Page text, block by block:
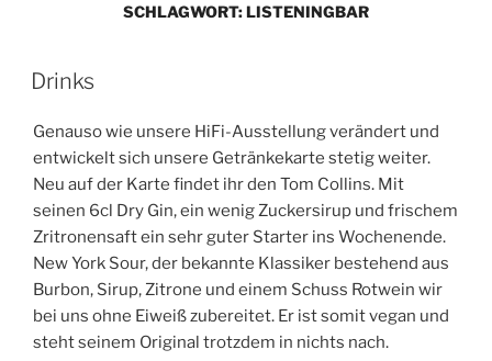
SCHLAGWORT:LISTENINGBAR
Drinks
Genauso wie unsere HiFi-Ausstellung verändert und
entwickelt sich unsere Getränkekarte stetig weiter.
Neu auf der Karte findet ihr den Tom Collins. Mit
seinen 6cl Dry Gin, ein wenig Zuckersirup und frischem
Zritronensaft ein sehr guter Starter ins Wochenende.
New York Sour, der bekannte Klassiker bestehend aus
Burbon, Sirup, Zitrone und einem Schuss Rotwein wir
bei uns ohne Eiweiß zubereitet. Er ist somit vegan und
steht seinem Original trotzdem in nichts nach.